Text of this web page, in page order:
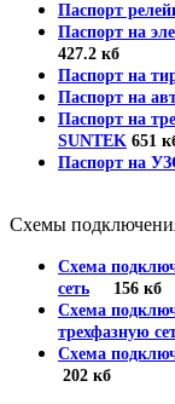
Паспорт
Паспорт на
427.2 кб
Паспорт на
Паспорт на
Паспорт на
SUNTEK 651
Паспорт на
Схемы
Схема
сеть 156 кб
Схема
трехфазную
Схема
202 кб